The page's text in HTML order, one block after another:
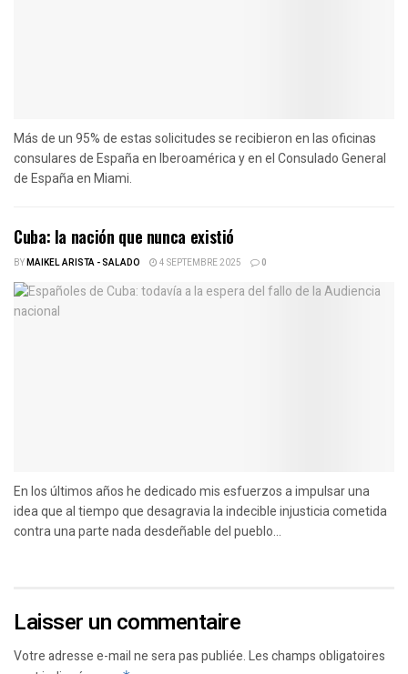
Más de un 95% de estas solicitudes se recibieron en las oficinas
consulares de España en Iberoamérica y en el Consulado General
de España en Miami.
Cuba: la nación que nunca existió
BYMAIKEL ARISTA - SALADO 4 SEPTEMBRE 2025 0
En los últimos años he dedicado mis esfuerzos a impulsar una
idea que al tiempo que desagravia la indecible injusticia cometida
contra una parte nada desdeñable del pueblo...
Laisser un commentaire
Votre adresse e-mail ne sera pas publiée.Les champs obligatoires